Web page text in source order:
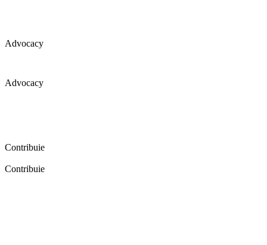
Advocacy
Advocacy
Contribuie
Contribuie